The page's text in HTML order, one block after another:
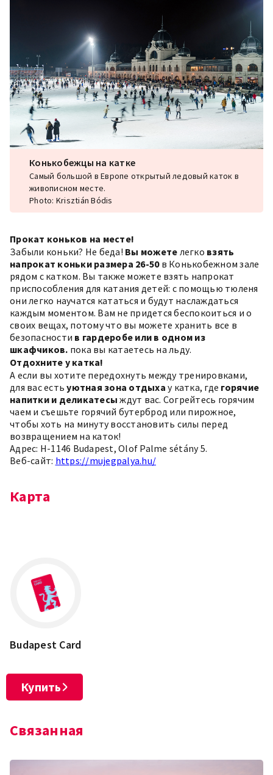
Конькобежцы на катке
Самый большой в Европе открытый ледовый каток в
живописном месте.
Photo: Krisztián Bódis
Прокат коньков на месте!
Забыли коньки? Не беда! Вы можете легко взять
напрокат коньки размера 26-50в Конькобежном зале
рядом с катком. Вы также можете взять напрокат
приспособления для катания детей: с помощью тюленя
они легко научатся кататься и будут наслаждаться
каждым моментом. Вам не придется беспокоиться и о
своих вещах, потому что вы можете хранить все в
безопасности в гардеробе или в одном из
шкафчиков. пока вы катаетесь на льду.
Отдохните у катка!
А если вы хотите передохнуть между тренировками,
для вас есть уютная зона отдыха у катка, где горячие
напитки и деликатесы ждут вас. Согрейтесь горячим
чаем и съешьте горячий бутерброд или пирожное,
чтобы хоть на минуту восстановить силы перед
возвращением на каток!
Адрес: H-1146 Budapest, Olof Palme sétány 5.
Веб-сайт: https://mujegpalya.hu/
Карта
Budapest Card
Купить
Связанная